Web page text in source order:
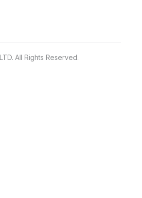
All Rights Reserved.